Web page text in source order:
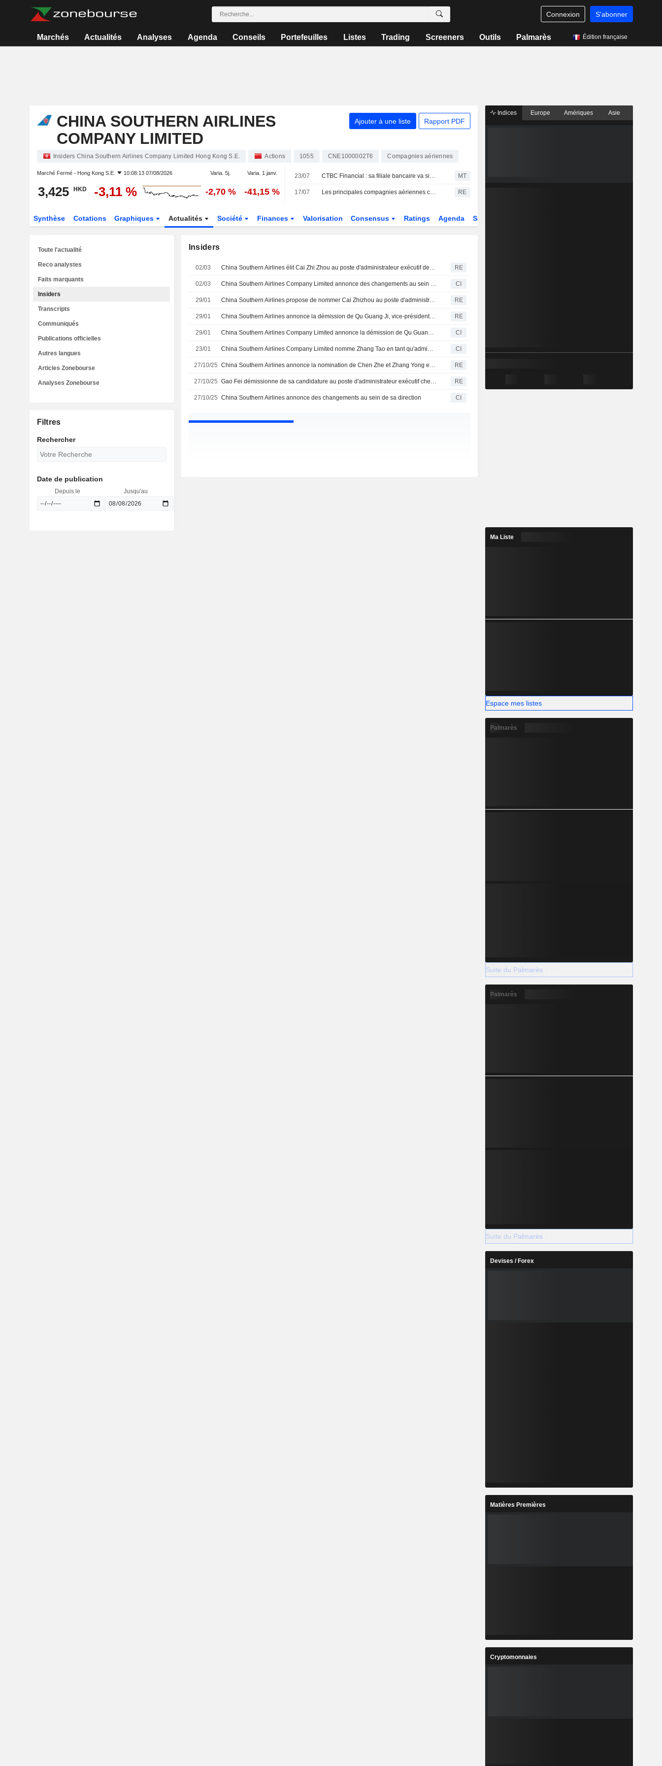
Connexion S'abonner
Marchés Actualités Analyses Agenda Conseils Portefeuilles Listes Trading Screeners Outils Palmarès Édition française
CHINA SOUTHERN AIRLINES
COMPANY LIMITED
Ajouter à une liste Rapport PDF
Insiders China Southern Airlines Company Limited Hong Kong S.E. Actions 1055 CNE1000002T6 Compagnies aériennes
Marché Fermé - Hong Kong S.E. 10:08:13 07/08/2026 Varia. 5j. Varia. 1 janv.
3,425 HKD -3,11 % -2,70 % -41,15 %
23/07 CTBC Financial : sa filiale bancaire va signer un accord pour une carte de paiement co-brandée MT
17/07 Les principales compagnies aériennes chinoises redoutent de lourdes pertes avant un été incertain RE
Synthèse Cotations Graphiques Actualités Société Finances Valorisation Consensus Ratings Agenda Secteur
Insiders
02/03 China Southern Airlines élit Cai Zhi Zhou au poste d'administrateur exécutif de la dixième session du conseil d'administration RE
02/03 China Southern Airlines Company Limited annonce des changements au sein de son conseil d'administration et de ses comités, effectifs au 2 mars 2026 CI
29/01 China Southern Airlines propose de nommer Cai Zhizhou au poste d'administrateur exécutif RE
29/01 China Southern Airlines annonce la démission de Qu Guang Ji, vice-président exécutif RE
29/01 China Southern Airlines Company Limited annonce la démission de Qu Guang Ji de son poste de vice-président exécutif à compter du 29 janvier 2026 CI
23/01 China Southern Airlines Company Limited nomme Zhang Tao en tant qu'administrateur salarié CI
27/10/25 China Southern Airlines annonce la nomination de Chen Zhe et Zhang Yong en tant que vice-présidents exécutifs RE
27/10/25 Gao Fei démissionne de sa candidature au poste d'administrateur exécutif chez China Southern Airlines RE
27/10/25 China Southern Airlines annonce des changements au sein de sa direction CI
Toute l'actualité
Reco analystes
Faits marquants
Insiders
Transcripts
Communiqués
Publications officielles
Autres langues
Articles Zonebourse
Analyses Zonebourse
Filtres
Rechercher
Date de publication
Depuis le Jusqu'au
Indices Europe Amériques Asie
Ma Liste
Espace mes listes
Palmarès
Suite du Palmarès
Palmarès
Suite du Palmarès
Devises / Forex
Matières Premières
Cryptomonnaies